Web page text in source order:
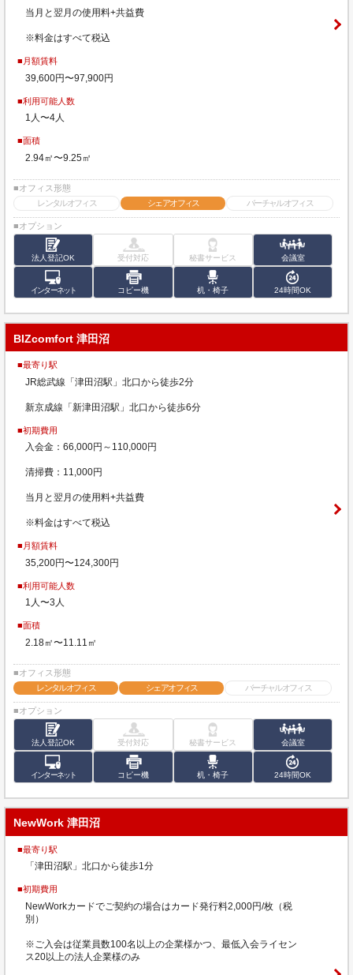
当月と翌月の使用料+共益費
※料金はすべて税込
■月額賃料
39,600円〜97,900円
■利用可能人数
1人〜4人
■面積
2.94㎡〜9.25㎡
■オフィス形態
レンタルオフィス
シェアオフィス バーチャルオフィス
■オプション
法人登記OK 受付対応 秘書サービス 会議室
インターネット コピー機 机・椅子 24時間OK
BIZcomfort 津田沼
■最寄り駅
JR総武線「津田沼駅」北口から徒歩2分
新京成線「新津田沼駅」北口から徒歩6分
■初期費用
入会金：66,000円～110,000円
清掃費：11,000円
当月と翌月の使用料+共益費
※料金はすべて税込
■月額賃料
35,200円〜124,300円
■利用可能人数
1人〜3人
■面積
2.18㎡〜11.11㎡
■オフィス形態
レンタルオフィス
シェアオフィス バーチャルオフィス
■オプション
法人登記OK 受付対応 秘書サービス 会議室
インターネット コピー機 机・椅子 24時間OK
NewWork 津田沼
■最寄り駅
「津田沼駅」北口から徒歩1分
■初期費用
NewWorkカードでご契約の場合はカード発行料2,000円/枚（税
別）
※ご入会は従業員数100名以上の企業様かつ、最低入会ライセン
ス20以上の法人企業様のみ